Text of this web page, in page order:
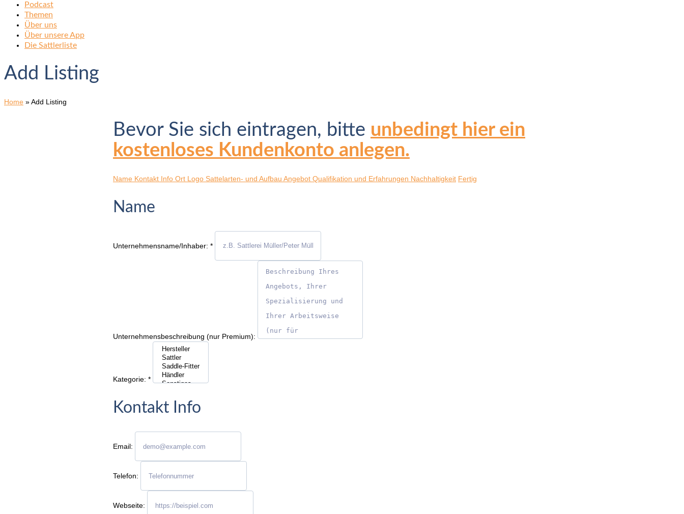
Podcast
Themen
Über uns
Über unsere App
Die Sattlerliste
Add Listing
Home »Add Listing
Bevor Sie sich eintragen, bitte unbedingt hier ein
kostenloses Kundenkonto anlegen.
Name Kontakt Info Ort Logo Sattelarten- und Aufbau Angebot Qualifikation und Erfahrungen Nachhaltigkeit Fertig
Name
Unternehmensname/Inhaber: *
Unternehmensbeschreibung (nur Premium):
Kategorie: *
Kontakt Info
Email:
Telefon:
Webseite: